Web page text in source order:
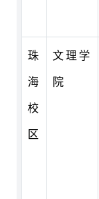
珠
海
校
区
文理学
院